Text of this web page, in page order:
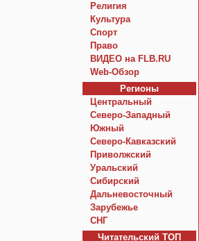
Религия
Культура
Спорт
Право
ВИДЕО на FLB.RU
Web-Обзор
Регионы
Центральный
Северо-Западный
Южный
Северо-Кавказский
Приволжский
Уральский
Сибирский
Дальневосточный
Зарубежье
СНГ
Читательский TOП